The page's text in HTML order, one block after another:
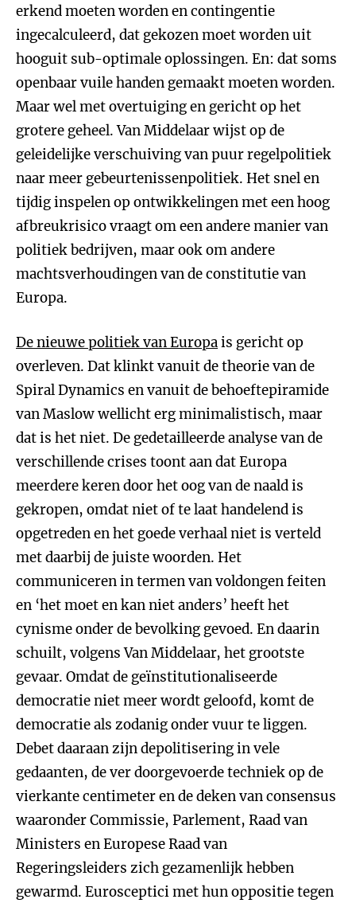
erkend moeten worden en contingentie
ingecalculeerd, dat gekozen moet worden uit
hooguit sub-optimale oplossingen. En: dat soms
openbaar vuile handen gemaakt moeten worden.
Maar wel met overtuiging en gericht op het
grotere geheel. Van Middelaar wijst op de
geleidelijke verschuiving van puur regelpolitiek
naar meer gebeurtenissenpolitiek. Het snel en
tijdig inspelen op ontwikkelingen met een hoog
afbreukrisico vraagt om een andere manier van
politiek bedrijven, maar ook om andere
machtsverhoudingen van de constitutie van
Europa.
De nieuwe politiek van Europais gericht op
overleven. Dat klinkt vanuit de theorie van de
Spiral Dynamics en vanuit de behoeftepiramide
van Maslow wellicht erg minimalistisch, maar
dat is het niet. De gedetailleerde analyse van de
verschillende crises toont aan dat Europa
meerdere keren door het oog van de naald is
gekropen, omdat niet of te laat handelend is
opgetreden en het goede verhaal niet is verteld
met daarbij de juiste woorden. Het
communiceren in termen van voldongen feiten
en ‘het moet en kan niet anders’ heeft het
cynisme onder de bevolking gevoed. En daarin
schuilt, volgens Van Middelaar, het grootste
gevaar. Omdat de geïnstitutionaliseerde
democratie niet meer wordt geloofd, komt de
democratie als zodanig onder vuur te liggen.
Debet daaraan zijn depolitisering in vele
gedaanten, de ver doorgevoerde techniek op de
vierkante centimeter en de deken van consensus
waaronder Commissie, Parlement, Raad van
Ministers en Europese Raad van
Regeringsleiders zich gezamenlijk hebben
gewarmd. Eurosceptici met hun oppositie tegen